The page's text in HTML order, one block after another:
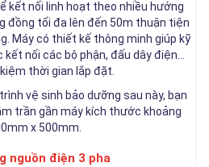
kết nối linh hoạt theo nhiều hướng
đồng tối đa lên đến 50m thuận tiện
Máy có thiết kế thông minh giúp kỹ
nối các bộ phận, đấu dây điện…
thời gian lắp đặt.
vệ sinh bảo dưỡng sau này, bạn
trần gần máy kích thước khoảng
x 500mm.
nguồn điện 3 pha